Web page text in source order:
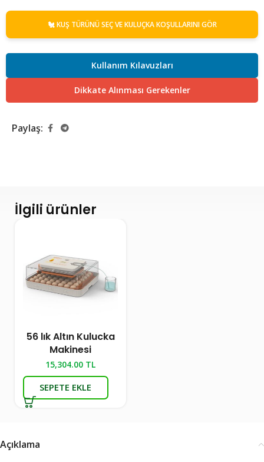
🐔 KUŞ TÜRÜNÜ SEÇ VE KULUÇKA KOŞULLARINI GÖR
Kullanım Kılavuzları
Dikkate Alınması Gerekenler
Paylaş:
İlgili ürünler
56 lık Altın Kulucka
Makinesi
15,304.00 TL
SEPETE EKLE
Açıklama